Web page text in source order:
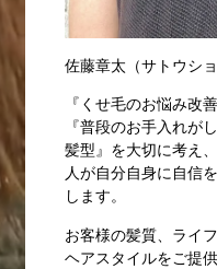
佐藤章太（サトウショ
『くせ毛のお悩み改
『普段のお手入れが
髪型』を大切に考え
人が自分自身に自信
します。
お客様の髪質、ライ
ヘアスタイルをご提